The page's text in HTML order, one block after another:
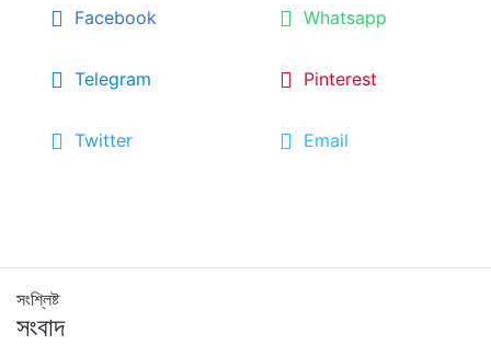
Facebook Whatsapp
Telegram Pinterest
Twitter Email
সংশ্লিষ্ট
সংবাদ